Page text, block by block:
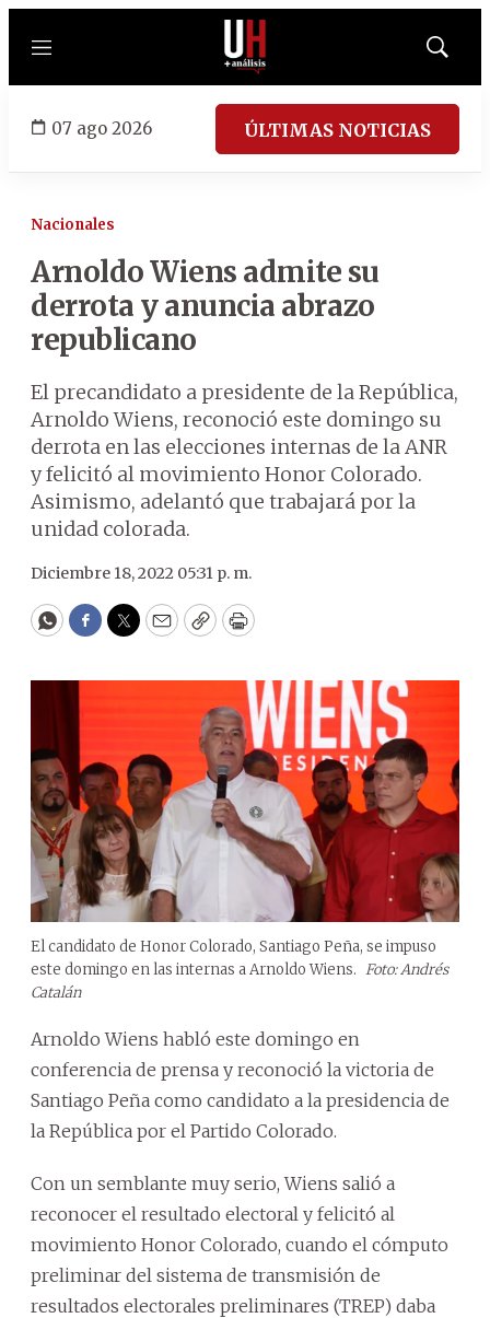
Menú
Mostrar
07 ago 2026 ÚLTIMAS NOTICIAS
Nacionales
Arnoldo Wiens admite su
derrota y anuncia abrazo
republicano
El precandidato a presidente de la República,
Arnoldo Wiens, reconoció este domingo su
derrota en las elecciones internas de la ANR
y felicitó al movimiento Honor Colorado.
Asimismo, adelantó que trabajará por la
unidad colorada.
Diciembre 18, 2022 05:31 p. m.
WhatsApp
Facebook
Twitter
EmailCopyPrint
El candidato de Honor Colorado, Santiago Peña, se impuso
este domingo en las internas a Arnoldo Wiens. Foto: Andrés
Catalán
Arnoldo Wiens habló este domingo en
conferencia de prensa y reconoció la victoria de
Santiago Peña como candidato a la presidencia de
la República por el Partido Colorado.
Con un semblante muy serio, Wiens salió a
reconocer el resultado electoral y felicitó al
movimiento Honor Colorado, cuando el cómputo
preliminar del sistema de transmisión de
resultados electorales preliminares (TREP) daba